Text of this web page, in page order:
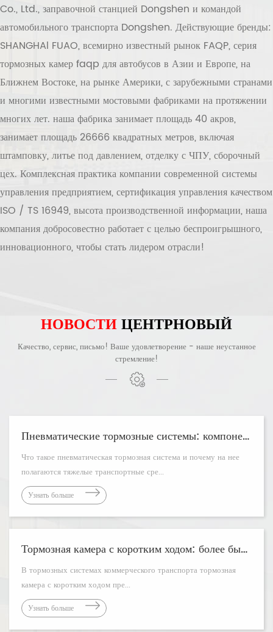
Co., Ltd., заправочной станцией Dongshen и командой
автомобильного транспорта Dongshen. Действующие бренды:
SHANGHAl FUAO, всемирно известный рынок FAQP, серия
тормозных камер faqp для автобусов в Азии и Европе, на
Ближнем Востоке, на рынке Америки, с зарубежными странами
и многими известными мостовыми фабриками на протяжении
многих лет. наша фабрика занимает площадь 40 акров,
занимает площадь 26666 квадратных метров, включая
штамповку, литье под давлением, отделку с ЧПУ, сборочный
цех. Комплексная практика компании современной системы
управления предприятием, сертификация управления качеством
ISO / TS 16949, высота производственной информации, наша
компания добросовестно работает с целью беспроигрышного,
инновационного, чтобы стать лидером отрасли!
НОВОСТИЦЕНТРНОВЫЙ
Качество, сервис, письмо! Ваше удовлетворение - наше неустанное
стремление!
Пневматические тормозные системы: компоненты, принцип работы и руководство по техническому обслуживанию
Что такое пневматическая тормозная система и почему на нее
полагаются тяжелые транспортные сре...
Узнать больше
Тормозная камера с коротким ходом: более быстрая остановка и меньшее обслуживание
В тормозных системах коммерческого транспорта тормозная
камера с коротким ходом пре...
Узнать больше